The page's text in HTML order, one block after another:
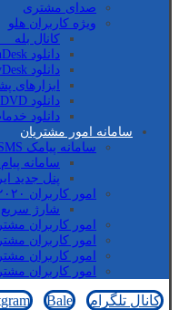
صدای مشتری
ویژه کاربران هلو
کانال بله
دانلود DorsanDesk
دانلود AnyDesk
ابزارهای
دانلود DVD حسابداری هلو – SLM
دانلود
سامانه امور مشتریان
سامانه پیامک HSMS
سامانه
پنل جدید
امور کاربران ۲۰۲۰ مخابرات
شارژ سریع
امور کاربران
امور کاربران
امور کاربران
امور کاربران
کانال تلگرام Bale